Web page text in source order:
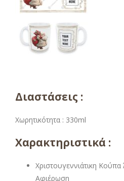
Διαστάσεις :
Χωρητικότητα : 330ml
Χαρακτηριστικά :
Χριστουγεννιάτικη
Αφιέρωση